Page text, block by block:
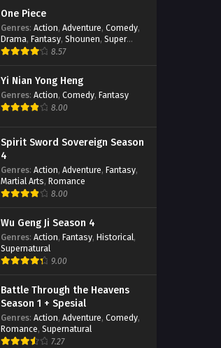
Swallowed Star Season 2
Episode 39 Subtitle Indonesia
Eps 39 - December 7, 2022
Swallowed Star Season 2
Episode 38 Subtitle Indonesia
Eps 38 - November 30, 2022
Swallowed Star Season 2
Episode 37 Subtitle Indonesia
Eps 37 - November 22, 2022
Swallowed Star Season 2
Eps 36 - November 16, 2022
Swallowed Star Season 2
Episode 35 Subtitle Indonesia
Swallowed Star Season 2
Episode 34 Subtitle Indonesia
Eps 34 - November 2, 2022
One Piece
Genres: Action, Adventure, Comedy,
Drama, Fantasy, Shounen, Super
Power
8.57
Yi Nian Yong Heng
Genres: Action, Comedy, Fantasy
8.00
Spirit Sword Sovereign Season
4
Genres: Action, Adventure, Fantasy,
Martial Arts, Romance
8.00
Wu Geng Ji Season 4
Genres: Action, Fantasy, Historical,
Supernatural
9.00
Battle Through the Heavens
Season 1 + Spesial
Genres: Action, Adventure, Comedy,
Romance, Supernatural
7.27